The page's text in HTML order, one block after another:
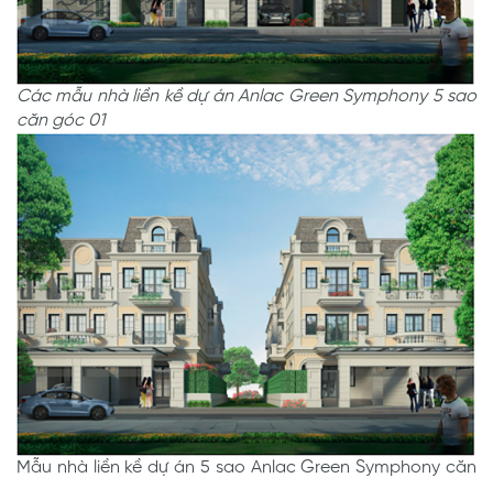
Các mẫu nhà liền kề dự án Anlac Green Symphony 5 sao
căn góc 01
Mẫu nhà liền kề dự án 5 sao Anlac Green Symphony căn